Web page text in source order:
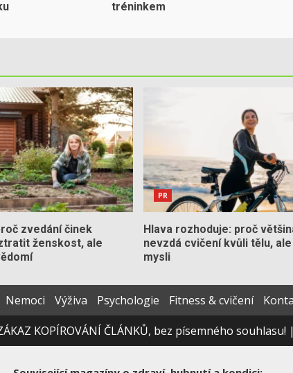
tréninkem
zvedání činek
ženskost, ale
PR
Hlava rozhoduje: proč
nevzdá cvičení kvůli tělu,
mysli
Nemoci Výživa Psychologie Fitness & cvičení
KOPÍROVÁNÍ ČLÁNKŮ, bez písemného souhlasu!